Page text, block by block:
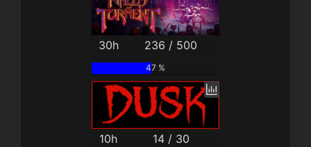
30h 236 / 500
47 %
10h 14 / 30